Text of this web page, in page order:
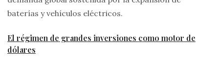
baterías y vehículos eléctricos.
El régimen de grandes inversiones como motor de
dólares